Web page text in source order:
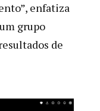
enfatiza
grupo
de